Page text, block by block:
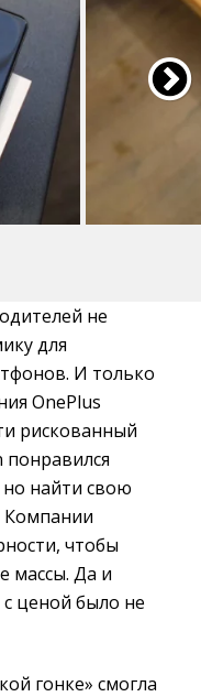
не
для
И только
OnePlus
рискованный
понравился
найти свою
Компании
чтобы
массы. Да и
ценой было не
гонке» смогла